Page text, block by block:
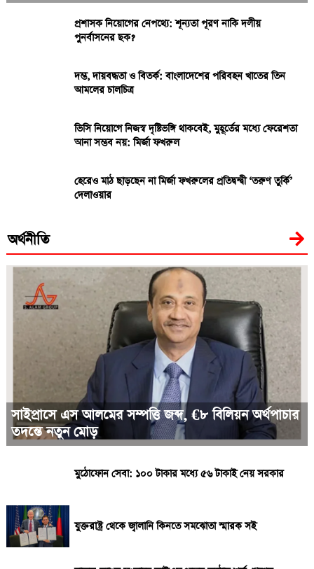
প্রশাসক নিয়োগের নেপথ্যে: শূন্যতা পূরণ নাকি দলীয়
পুনর্বাসনের ছক?
দম্ভ, দায়বদ্ধতা ও বিতর্ক: বাংলাদেশের পরিবহন খাতের তিন
আমলের চালচিত্র
ভিসি নিয়োগে নিজস্ব দৃষ্টিভঙ্গি থাকবেই, মুহূর্তের মধ্যে ফেরেশতা
আনা সম্ভব নয়: মির্জা ফখরুল
হেরেও মাঠ ছাড়ছেন না মির্জা ফখরুলের প্রতিদ্বন্দ্বী ‘তরুণ তুর্কি’
দেলাওয়ার
অর্থনীতি
সাইপ্রাসে এস আলমের সম্পত্তি জব্দ, €৮ বিলিয়ন অর্থপাচার
তদন্তে নতুন মোড়
মুঠোফোন সেবা: ১০০ টাকার মধ্যে ৫৬ টাকাই নেয় সরকার
যুক্তরাষ্ট্র থেকে জ্বালানি কিনতে সমঝোতা স্মারক সই